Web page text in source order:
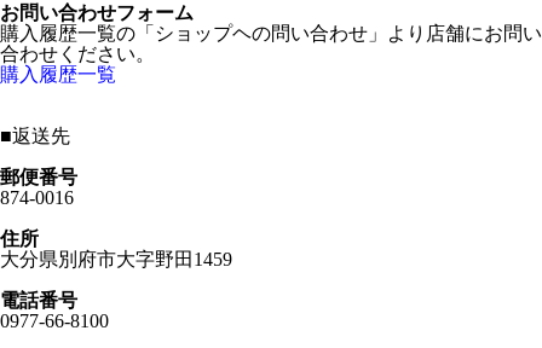
お問い合わせフォーム
購入履歴一覧の「ショップヘの問い合わせ」より店舗にお問い
合わせください。
購入履歴一覧
■返送先
郵便番号
874-0016
住所
大分県別府市大字野田1459
電話番号
0977-66-8100